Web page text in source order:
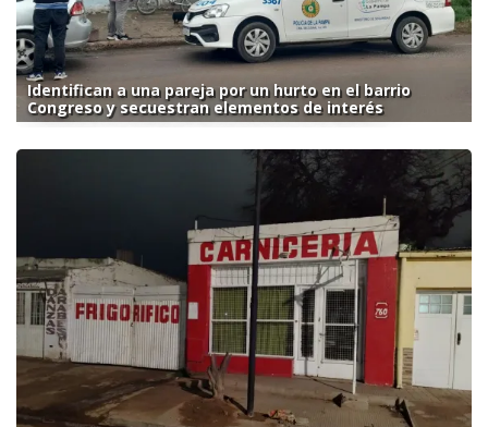
Identifican a una pareja por un hurto en el barrio
Congreso y secuestran elementos de interés